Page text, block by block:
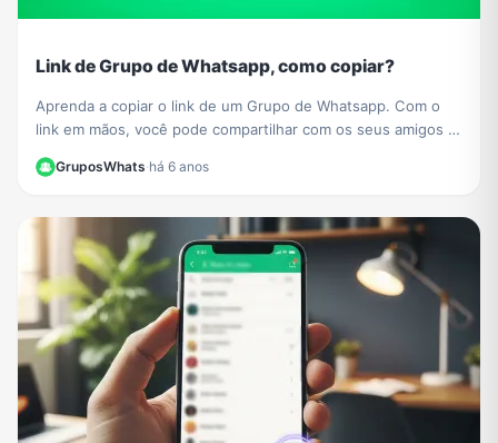
Link de Grupo de Whatsapp, como copiar?
Aprenda a copiar o link de um Grupo de Whatsapp. Com o
link em mãos, você pode compartilhar com os seus amigos e
divulgar o seu grupo de WhatsApp para quem você desejar,
inclusive cadastrá-lo na lista de grupos do GruposWhats.app
GruposWhats·há 6 anos